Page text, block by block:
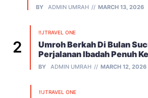
BY ADMIN UMRAH MARCH 13, 2026
!!JTRAVEL ONE
Umroh Berkah Di Bulan
Perjalanan Ibadah Penuh
BY ADMIN UMRAH MARCH 12, 2026
!!JTRAVEL ONE